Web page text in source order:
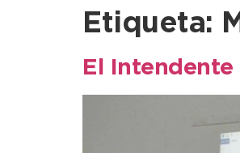
Etiqueta:
El Intendente